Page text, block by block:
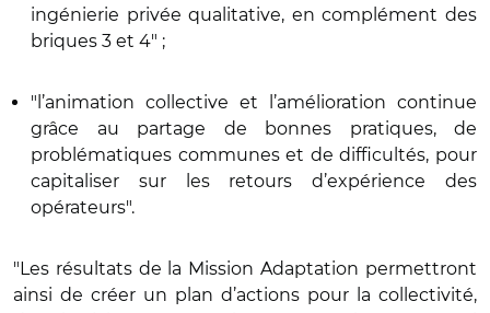
ingénierie privée qualitative, en complément des
briques 3 et 4" ;
"l’animation collective et l’amélioration continue
grâce au partage de bonnes pratiques, de
problématiques communes et de difficultés, pour
capitaliser sur les retours d’expérience des
opérateurs".
"Les résultats de la Mission Adaptation permettront
ainsi de créer un plan d’actions pour la collectivité,